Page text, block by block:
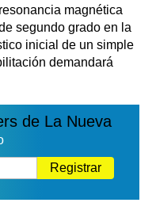
magnética
segundo grado en la
inicial de un simple
demandará
de La Nueva
Registrar